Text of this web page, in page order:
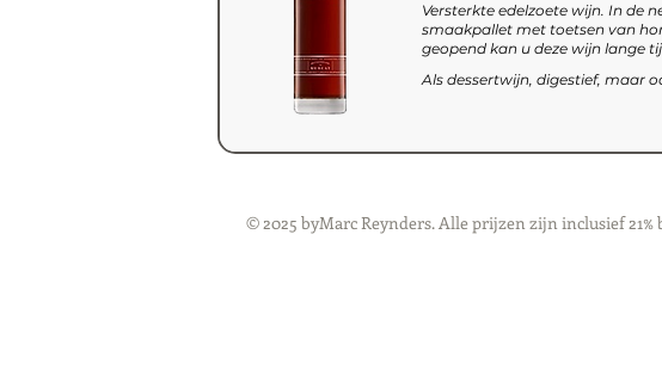
Versterkte edelzoete wijn. In de
smaakpallet met toetsen van
geopend kan u deze wijn lange
Als dessertwijn, digestief, maar
© 2025 byMarc Reynders. Alle prijzen zijn inclusief